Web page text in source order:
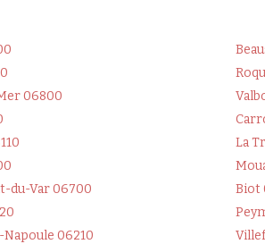
06800
du-Var 06700
06210
La
Biot